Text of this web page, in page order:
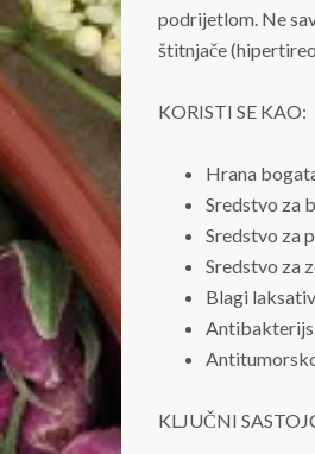
podrijetlom. Ne
štitnjače
KORISTI SE KAO:
Hrana
Sredstvo za
Sredstvo za
Sredstvo za
Blagi
KLJUČNI